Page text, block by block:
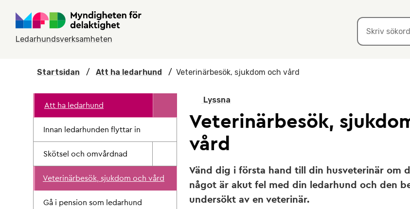
Ledarhundsverksamheten
Startsidan / Att ha ledarhund / Veterinärbesök, sjukdom och vård
Att ha ledarhund
Innan ledarhunden flyttar in
Skötsel och omvårdnad
Veterinärbesök, sjukdom och vård
Gå i pension som ledarhund
Lyssna
Veterinärbesök,
vård
Vänd dig i första hand till din husveterinär om
något är akut fel med din ledarhund och den
undersökt av en veterinär.